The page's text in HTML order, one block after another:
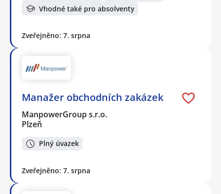
Vhodné také pro absolventy
Zveřejněno: 7. srpna
Manažer obchodních zakázek
ManpowerGroup s.r.o.
Plzeň
Plný úvazek
Zveřejněno: 7. srpna